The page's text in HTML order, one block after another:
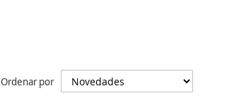
Ordenar por